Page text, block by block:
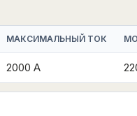
МАКСИМАЛЬНЫЙ ТОК
2000 А